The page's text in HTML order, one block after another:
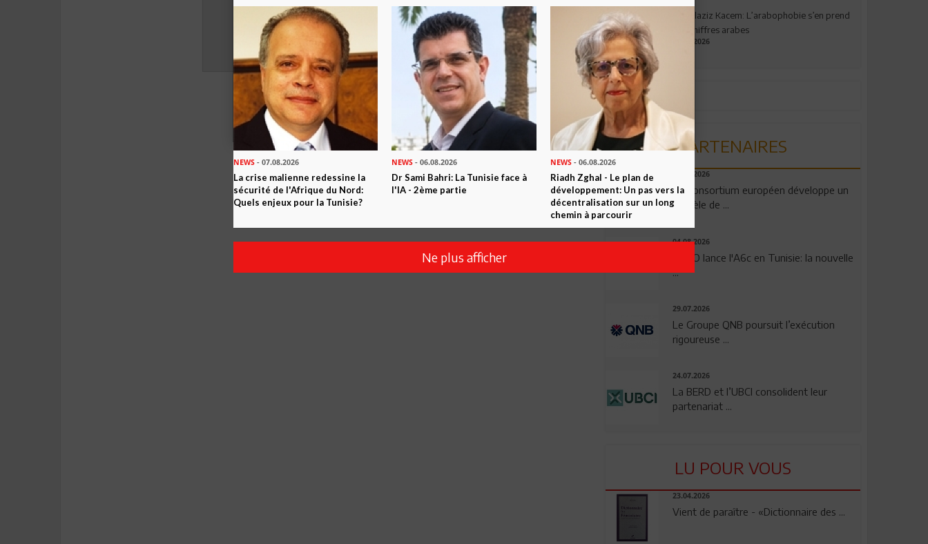
Abdelaziz Kacem: L’arabophobie s’en prend
aux chiffres arabes
09.07.2026
PARTENAIRES
06.08.2026
Un consortium européen développe un
modèle de ...
04.08.2026
OPPO lance l'A6c en Tunisie: la nouvelle
...
29.07.2026
Le Groupe QNB poursuit l’exécution
rigoureuse ...
24.07.2026
La BERD et l’UBCI consolident leur
partenariat ...
LU POUR VOUS
23.04.2026
Vient de paraître - «Dictionnaire des ...
NEWS - 07.08.2026
La crise malienne redessine la
sécurité de l'Afrique du Nord:
Quels enjeux pour la Tunisie?
NEWS - 06.08.2026
Dr Sami Bahri: La Tunisie face à
l'IA - 2ème partie
NEWS- 06.08.2026
Riadh Zghal - Le plan de
développement: Un pas vers la
décentralisation sur un long
chemin à parcourir
Ne plus afficher